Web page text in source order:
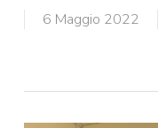
6 Maggio 2022